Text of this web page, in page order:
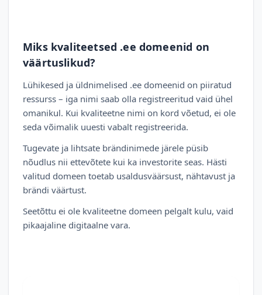
Miks kvaliteetsed .ee domeenid on
väärtuslikud?
Lühikesed ja üldnimelised .ee domeenid on piiratud
ressurss – iga nimi saab olla registreeritud vaid ühel
omanikul. Kui kvaliteetne nimi on kord võetud, ei ole
seda võimalik uuesti vabalt registreerida.
Tugevate ja lihtsate brändinimede järele püsib
nõudlus nii ettevõtete kui ka investorite seas. Hästi
valitud domeen toetab usaldusväärsust, nähtavust ja
brändi väärtust.
Seetõttu ei ole kvaliteetne domeen pelgalt kulu, vaid
pikaajaline digitaalne vara.